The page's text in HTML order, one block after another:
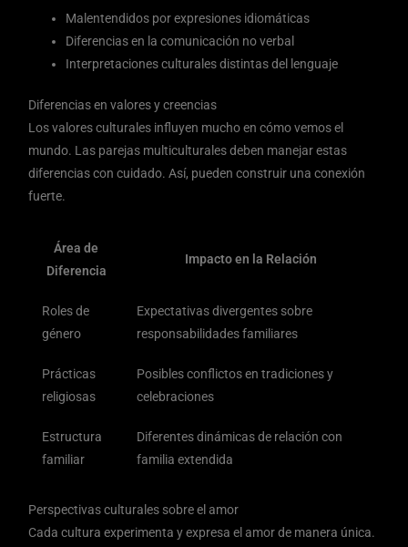
Malentendidos por expresiones idiomáticas
Diferencias en la comunicación no verbal
Interpretaciones culturales distintas del lenguaje
Diferencias en valores y creencias
Los valores culturales influyen mucho en cómo vemos el
mundo. Las parejas multiculturales deben manejar estas
diferencias con cuidado. Así, pueden construir una conexión
fuerte.
Área de
Diferencia
Impacto en la Relación
Roles de
género
Expectativas divergentes sobre
responsabilidades familiares
Prácticas
religiosas
Posibles conflictos en tradiciones y
celebraciones
Estructura
familiar
Diferentes dinámicas de relación con
familia extendida
Perspectivas culturales sobre el amor
Cada cultura experimenta y expresa el amor de manera única.